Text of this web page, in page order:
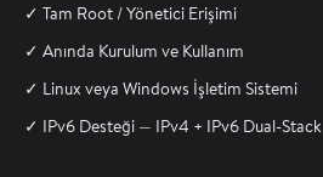
✓ Tam Root / Yönetici Erişimi
✓ Anında Kurulum ve Kullanım
✓ Linux veya Windows İşletim Sistemi
✓ IPv6 Desteği — IPv4 + IPv6 Dual-Stack